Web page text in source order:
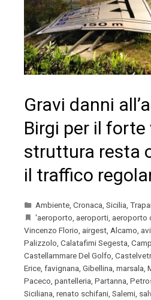
Gravi danni
Birgi per il forte
struttura resta
il traffico
Ambiente Cronaca Sicilia
'aeroporto aeroporti aeroporto
Vincenzo Florio airgest Alcamo
Palizzolo Calatafimi Segesta
Castellammare Del Golfo
Erice favignana Gibellina marsala
Paceco pantelleria Partanna
Siciliana renato schifani Salemi